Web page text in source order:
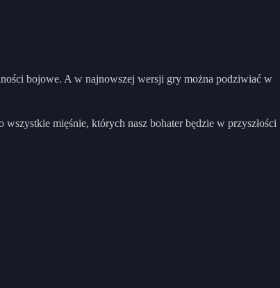
bojowe. A w najnowszej wersji gry można podziwiać w
mięśnie, których nasz bohater będzie w przyszłości